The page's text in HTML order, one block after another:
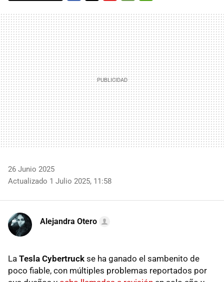
MAIL
26 Junio 2025
Actualizado 1 Julio 2025, 11:58
Alejandra Otero
La Tesla Cybertruck se ha ganado el sambenito de
poco fiable, con múltiples problemas reportados por